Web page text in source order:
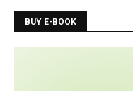
BUY E-BOOK